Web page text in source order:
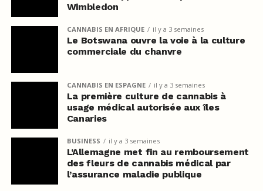
Wimbledon
CANNABIS EN AFRIQUE il y a 3 semaines
Le Botswana ouvre la voie à la culture
commerciale du chanvre
CANNABIS EN ESPAGNE il y a 3 semaines
La première culture de cannabis à
usage médical autorisée aux îles
Canaries
BUSINESS il y a 3 semaines
L’Allemagne met fin au remboursement
des fleurs de cannabis médical par
l’assurance maladie publique